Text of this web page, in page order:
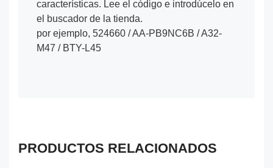
características. Lee el código e introdúcelo en
el buscador de la tienda.
por ejemplo, 524660 / AA-PB9NC6B / A32-
M47 / BTY-L45
PRODUCTOS RELACIONADOS